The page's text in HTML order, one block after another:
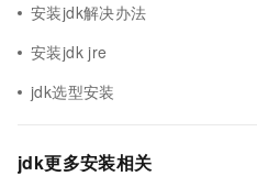
安装jdk解决办法
安装jdk jre
jdk选型安装
jdk更多安装相关